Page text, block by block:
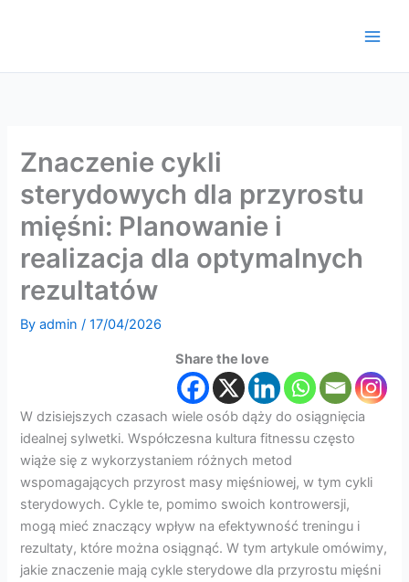
Znaczenie cykli
sterydowych dla przyrostu
mięśni: Planowanie i
realizacja dla optymalnych
rezultatów
Byadmin/17/04/2026
Share the love
W dzisiejszych czasach wiele osób dąży do osiągnięcia
idealnej sylwetki. Współczesna kultura fitnessu często
wiąże się z wykorzystaniem różnych metod
wspomagających przyrost masy mięśniowej, w tym cykli
sterydowych. Cykle te, pomimo swoich kontrowersji,
mogą mieć znaczący wpływ na efektywność treningu i
rezultaty, które można osiągnąć. W tym artykule omówimy,
jakie znaczenie mają cykle sterydowe dla przyrostu mięśni